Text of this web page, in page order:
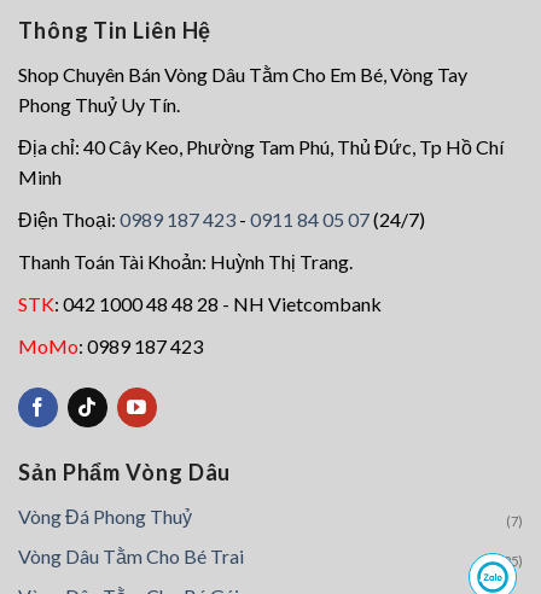
Thông Tin Liên Hệ
Shop Chuyên Bán Vòng Dâu Tằm Cho Em Bé, Vòng Tay
Phong Thuỷ Uy Tín.
Địa chỉ: 40 Cây Keo, Phường Tam Phú, Thủ Đức, Tp Hồ Chí
Minh
Điện Thoại: 0989 187 423 - 0911 84 05 07(24/7)
Thanh Toán Tài Khoản: Huỳnh Thị Trang.
STK: 042 1000 48 48 28 - NH Vietcombank
MoMo: 0989 187 423
Sản Phẩm Vòng Dâu
Vòng Đá Phong Thuỷ (7)
Vòng Dâu Tằm Cho Bé Trai (25)